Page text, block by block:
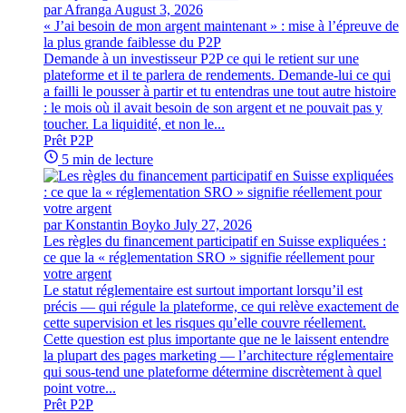
par Afranga August 3, 2026
« J’ai besoin de mon argent maintenant » : mise à l’épreuve de
la plus grande faiblesse du P2P
Demande à un investisseur P2P ce qui le retient sur une
plateforme et il te parlera de rendements. Demande-lui ce qui
a failli le pousser à partir et tu entendras une tout autre histoire
: le mois où il avait besoin de son argent et ne pouvait pas y
toucher. La liquidité, et non le...
Prêt P2P
5 min de lecture
par Konstantin Boyko July 27, 2026
Les règles du financement participatif en Suisse expliquées :
ce que la « réglementation SRO » signifie réellement pour
votre argent
Le statut réglementaire est surtout important lorsqu’il est
précis — qui régule la plateforme, ce qui relève exactement de
cette supervision et les risques qu’elle couvre réellement.
Cette question est plus importante que ne le laissent entendre
la plupart des pages marketing — l’architecture réglementaire
qui sous-tend une plateforme détermine discrètement à quel
point votre...
Prêt P2P